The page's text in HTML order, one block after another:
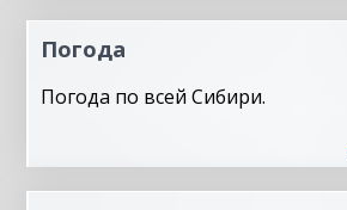
Погода
Погода по всей Сибири.